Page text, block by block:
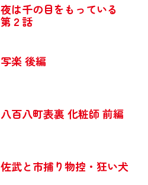
夜は千の目をもっている
第２話
写楽 後編
八百八町表裏 化粧師 前編
佐武と市捕り物控・狂い犬